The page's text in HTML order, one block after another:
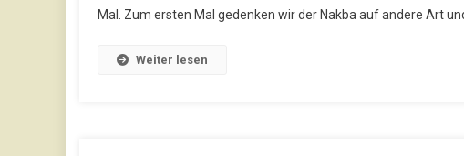
Mal. Zum ersten Mal gedenken wir der Nakba auf andere Art
Weiter lesen